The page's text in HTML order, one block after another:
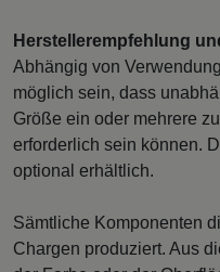
Herstellerempfehlung
Abhängig von
möglich sein, dass
Größe ein oder mehrere
erforderlich sein können.
optional erhältlich.
Sämtliche Komponenten
Chargen produziert. Aus